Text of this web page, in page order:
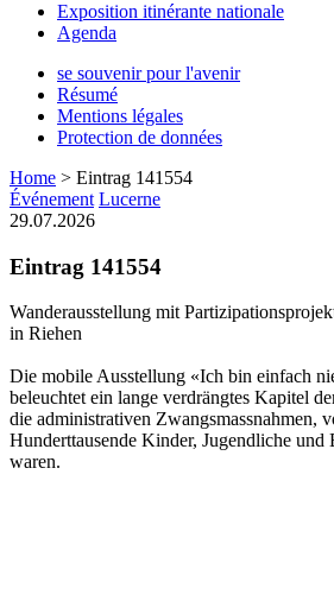
Exposition itinérante nationale
Agenda
se souvenir pour l'avenir
Résumé
Mentions légales
Protection de données
Home > Eintrag 141554
Événement Lucerne
29.07.2026
Eintrag 141554
Wanderausstellung mit
in Riehen
Die mobile Ausstellung «Ich bin einfach
beleuchtet ein lange verdrängtes Kapitel
die administrativen Zwangsmassnahmen,
Hunderttausende Kinder, Jugendliche und
waren.